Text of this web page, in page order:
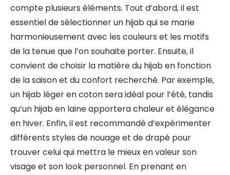
compte plusieurs éléments. Tout d’abord, il est
essentiel de sélectionner un hijab qui se marie
harmonieusement avec les couleurs et les motifs
de la tenue que l’on souhaite porter. Ensuite, il
convient de choisir la matière du hijab en fonction
de la saison et du confort recherché. Par exemple,
un hijab léger en coton sera idéal pour l’été, tandis
qu’un hijab en laine apportera chaleur et élégance
en hiver. Enfin, il est recommandé d’expérimenter
différents styles de nouage et de drapé pour
trouver celui qui mettra le mieux en valeur son
visage et son look personnel. En prenant en